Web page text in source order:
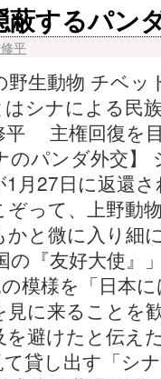
蔽するパン
平
生動物 チベッ
シナによる民
平 主権回復を
パンダ外交】
月27日に返還
って、上野動
と微に入り細
の『友好大使』
模様を「日本
に来ることを
避けたと伝え
貸し出す「シ